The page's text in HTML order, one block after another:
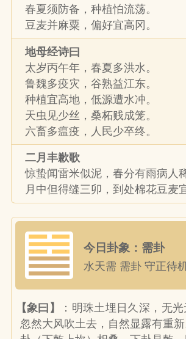
春夏须防备，种植怕流荡。
豆麦并麻粟，偏好宜高冈。
地母经诗曰
太岁丙午年，春夏多洪水。
鲁魏多疫灾，谷熟益江东。
种植宜高地，低源遭水冲。
天虫见少丝，桑柘贱成笼。
六畜多瘟疫，人民少卒终。
二月丰歉歌
惊蛰闻雷米似泥，春分有雨病人
月中但得缝三卯，到处棉花豆麦
今日卦象：需卦
水天需 需卦 守正待
【象曰】
：明珠土埋日久深，无光
忽然大风吹土去，自然显露有重